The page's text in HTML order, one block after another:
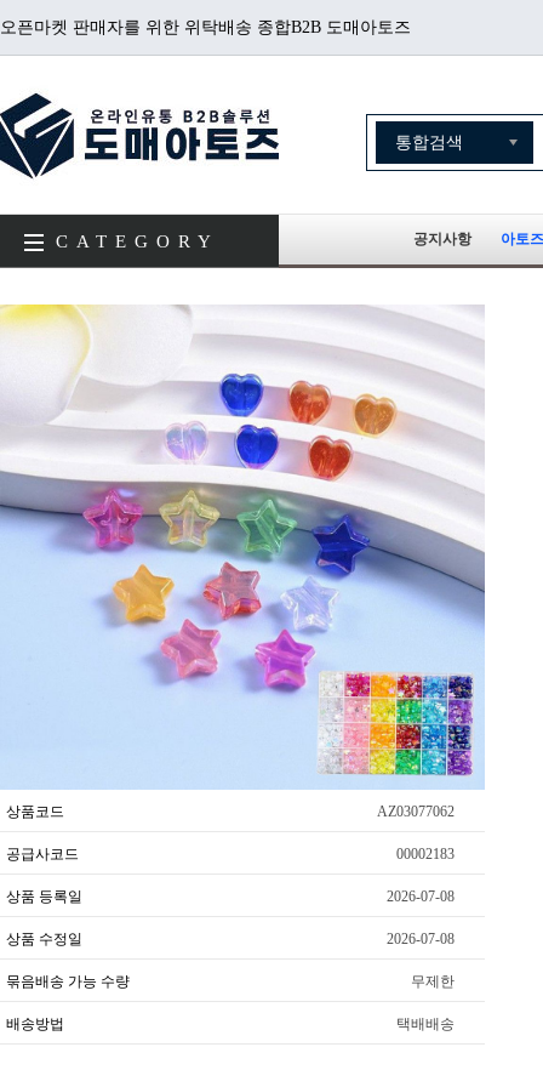
오픈마켓 판매자를 위한 위탁배송 종합B2B 도매아토즈
CATEGORY 공지사항 아토
상품코드 AZ03077062
공급사코드 00002183
상품 등록일 2026-07-08
상품 수정일 2026-07-08
묶음배송 가능 수량 무제한
배송방법 택배배송